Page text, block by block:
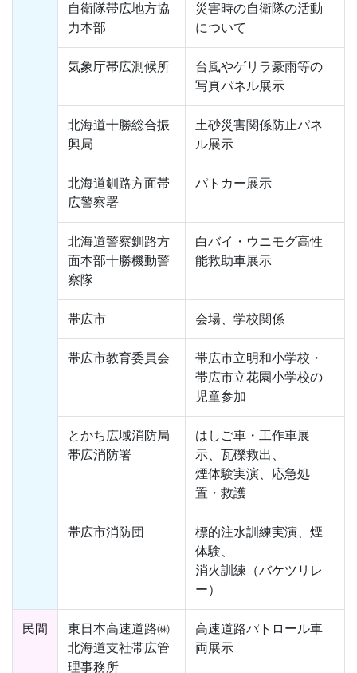
自衛隊帯広地方協
力本部
災害時の自衛隊の活動
について
気象庁帯広測候所
台風やゲリラ豪雨等の
写真パネル展示
北海道十勝総合振
興局
土砂災害関係防止パネ
ル展示
北海道釧路方面帯
広警察署
パトカー展示
北海道警察釧路方
面本部十勝機動警
察隊
白バイ・ウニモグ高性
能救助車展示
帯広市 会場、学校関係
帯広市教育委員会
帯広市立明和小学校・
帯広市立花園小学校の
児童参加
とかち広域消防局
帯広消防署
はしご車・工作車展
示、瓦礫救出、
煙体験実演、応急処
置・救護
帯広市消防団
標的注水訓練実演、煙
体験、
消火訓練（バケツリレ
ー）
民間
東日本高速道路㈱
北海道支社帯広管
理事務所
高速道路パトロール車
両展示